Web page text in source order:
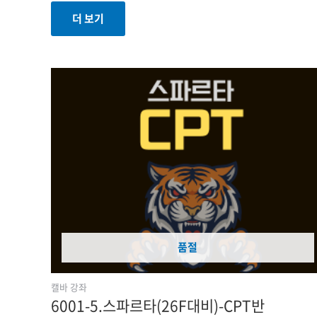
더 보기
품절
캘바 강좌
6001-5.스파르타(26F대비)-CPT반